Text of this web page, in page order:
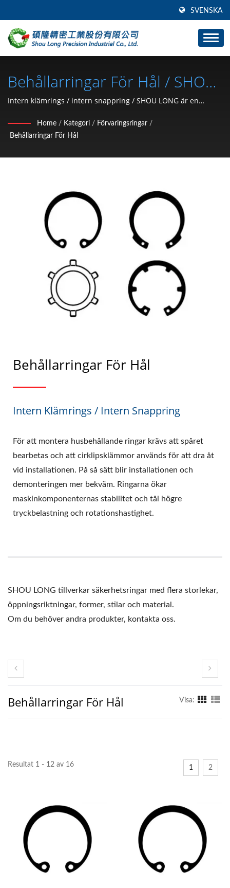
SVENSKA
Behållarringar För Hål / SHOU
LONG Är En Tillverkare Av
Bilens Hårdvarufäste
Stämpling Och Formutveckling.
Intern klämrings / intern snappring / SHOU LONG är en
formutveckling.
Home / Kategori / Förvaringsringar /
Behållarringar För Hål
Behållarringar För Hål
Intern Klämrings / Intern Snappring
För att montera husbehållande ringar krävs att spåret
bearbetas och att cirklipsklämmor används för att dra åt
vid installationen. På så sätt blir installationen och
demonteringen mer bekväm. Ringarna ökar
maskinkomponenternas stabilitet och tål högre
tryckbelastning och rotationshastighet.
SHOU LONG tillverkar säkerhetsringar med flera storlekar,
öppningsriktningar, former, stilar och material.
Om du behöver andra produkter, kontakta oss.
Behållarringar För Hål Visa:
Resultat 1 - 12 av 16 1 2